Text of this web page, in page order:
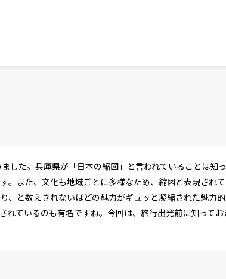
した。兵庫県が「日本の縮図」と言われていることは知
。また、文化も地域ごとに多様なため、縮図と表現され
、と数えきれないほどの魅力がギュッと凝縮された魅力
れているのも有名ですね。今回は、旅行出発前に知って